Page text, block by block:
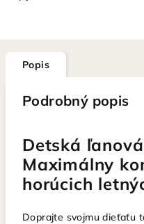
Popis
Podrobný popis
Detská
Maximálny
horúcich
Doprajte svojmu dieťaťu